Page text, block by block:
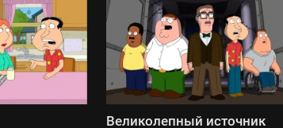
Великолепный источник